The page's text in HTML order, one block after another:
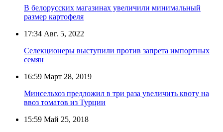
В белорусских магазинах увеличили минимальный
размер картофеля
17:34 Авг. 5, 2022
Селекционеры выступили против запрета импортных
семян
16:59 Март 28, 2019
Минсельхоз предложил в три раза увеличить квоту на
ввоз томатов из Турции
15:59 Май 25, 2018